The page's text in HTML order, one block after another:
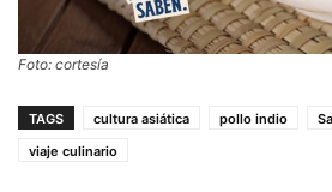
Foto: cortesía
TAGS cultura asiática pollo indio
viaje culinario